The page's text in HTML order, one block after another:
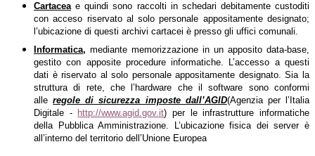
Cartacea e quindi sono raccolti in schedari debitamente custoditi
con acceso riservato al solo personale appositamente designato;
l’ubicazione di questi archivi cartacei è presso gli uffici comunali.
Informatica, mediante memorizzazione in un apposito data-base,
gestito con apposite procedure informatiche. L’accesso a questi
dati è riservato al solo personale appositamente designato. Sia la
struttura di rete, che l’hardware che il software sono conformi
alleregole di sicurezza imposte dall’AGID(Agenzia per l’Italia
Digitale - http://www.agid.gov.it) per le infrastrutture informatiche
della Pubblica Amministrazione. L’ubicazione fisica dei server è
all’interno del territorio dell’Unione Europea